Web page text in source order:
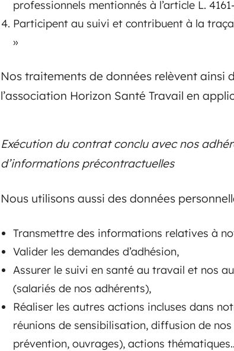
professionnels mentionnés à l’article L.
Participent au suivi et contribuent à la
»
Nos traitements de données relèvent ainsi
l’association Horizon Santé Travail en
Exécution du contrat conclu avec nos
d’informations précontractuelles
Nous utilisons aussi des données
Transmettre des informations relatives à
Valider les demandes d’adhésion,
Assurer le suivi en santé au travail et nos
(salariés de nos adhérents),
Réaliser les autres actions incluses dans
réunions de sensibilisation, diffusion de
prévention, ouvrages), actions